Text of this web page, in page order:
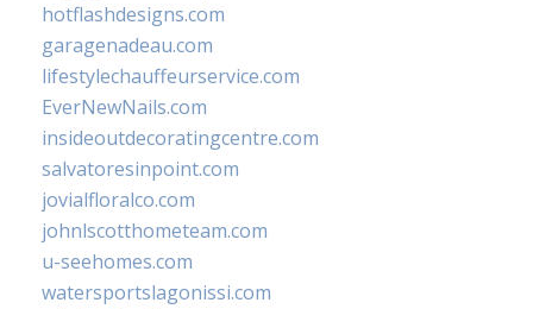
hotflashdesigns.com
garagenadeau.com
lifestylechauffeurservice.com
EverNewNails.com
insideoutdecoratingcentre.com
salvatoresinpoint.com
jovialfloralco.com
johnlscotthometeam.com
u-seehomes.com
watersportslagonissi.com